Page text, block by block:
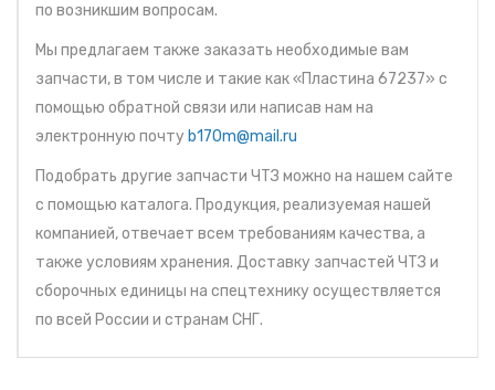
по возникшим вопросам.
Мы предлагаем также заказать необходимые вам
запчасти, в том числе и такие как «Пластина 67237» с
помощью обратной связи или написав нам на
электронную почту b170m@mail.ru
Подобрать другие запчасти ЧТЗ можно на нашем сайте
с помощью каталога. Продукция, реализуемая нашей
компанией, отвечает всем требованиям качества, а
также условиям хранения. Доставку запчастей ЧТЗ и
сборочных единицы на спецтехнику осуществляется
по всей России и странам СНГ.